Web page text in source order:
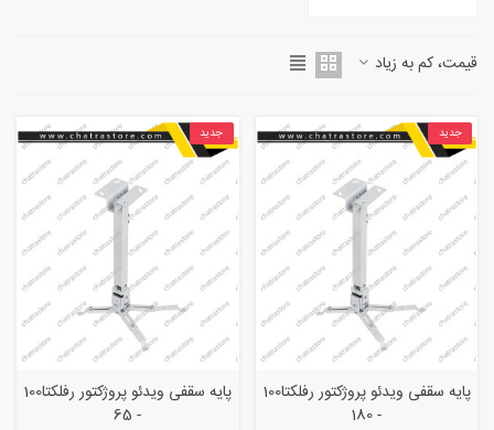
قیمت، کم به زیاد
جدید
پایه سقفی ویدئو پروژکتور رفلکتا100
- 180
جدید
پایه سقفی ویدئو پروژکتور رفلکتا100
- 65